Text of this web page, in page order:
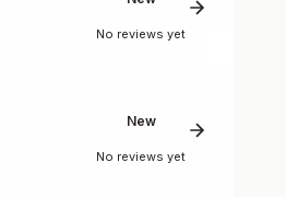
No reviews yet
New
No reviews yet